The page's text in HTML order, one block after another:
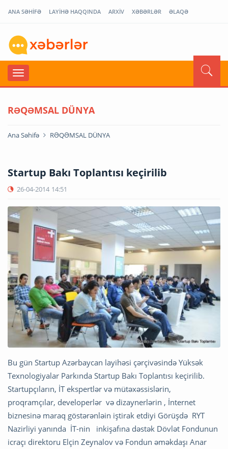
ANA SƏHİFƏ LAYİHƏ HAQQINDA ARXİV XƏBƏRLƏR ƏLAQƏ
RƏQƏMSAL DÜNYA
Ana Səhifə RƏQƏMSAL DÜNYA
Startup Bakı Toplantısı keçirilib
26-04-2014 14:51
Bu gün Startup Azərbaycan layihəsi çərçivəsində Yüksək
Texnologiyalar Parkında Startup Bakı Toplantısı keçirilib.
Startupçıların, İT ekspertlər və mütəxəssislərin,
proqramçılar, developerlər və dizaynerlərin , İnternet
biznesinə maraq göstərənləin iştirak etdiyi Görüşdə RYT
Nazirliyi yanında İT-nin inkişafına dəstək Dövlət Fondunun
icraçı direktoru Elçin Zeynalov və Fondun əməkdaşı Anar